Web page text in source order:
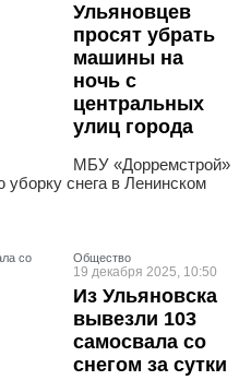
Ульяновцев
просят убрать
машины на
ночь с
центральных
улиц города
МБУ «Дорремстрой»
уборку снега в Ленинском
Общество
19 декабря 2025, 10:50
Из Ульяновска
вывезли 103
самосвала со
снегом за сутки